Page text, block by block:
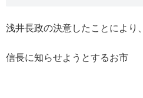
浅井長政の決意したことにより、
信長に知らせようとするお市